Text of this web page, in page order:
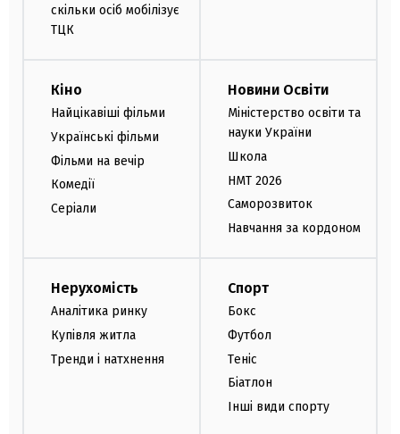
скільки осіб мобілізує
ТЦК
Кіно
Найцікавіші фільми
Українські фільми
Фільми на вечір
Комедії
Серіали
Новини Освіти
Міністерство освіти та
науки України
Школа
НМТ 2026
Саморозвиток
Навчання за кордоном
Нерухомість
Аналітика ринку
Купівля житла
Тренди і натхнення
Спорт
Бокс
Футбол
Теніс
Біатлон
Інші види спорту